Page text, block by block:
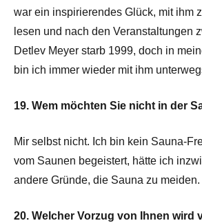
war ein inspirierendes Glück, mit ihm
lesen und nach den Veranstaltungen
Detlev Meyer starb 1999, doch in
bin ich immer wieder mit ihm
19. Wem möchten Sie nicht in der
Mir selbst nicht. Ich bin kein Sauna-
vom Saunen begeistert, hätte ich
andere Gründe, die Sauna zu meiden.
20. Welcher Vorzug von Ihnen wird